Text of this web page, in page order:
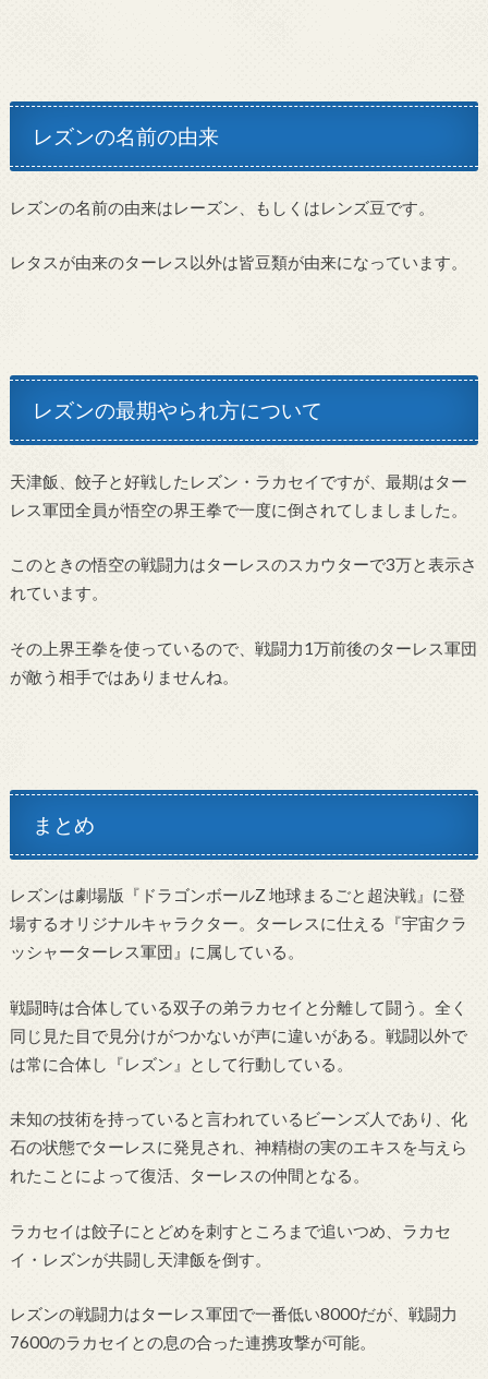
レズンの名前の由来
レズンの名前の由来はレーズン、もしくはレンズ豆です。
レタスが由来のターレス以外は皆豆類が由来になっています。
レズンの最期やられ方について
天津飯、餃子と好戦したレズン・ラカセイですが、最期はター
レス軍団全員が悟空の界王拳で一度に倒されてしましました。
このときの悟空の戦闘力はターレスのスカウターで3万と表示さ
れています。
その上界王拳を使っているので、戦闘力1万前後のターレス軍団
が敵う相手ではありませんね。
まとめ
レズンは劇場版『ドラゴンボールZ 地球まるごと超決戦』に登
場するオリジナルキャラクター。ターレスに仕える『宇宙クラ
ッシャーターレス軍団』に属している。
戦闘時は合体している双子の弟ラカセイと分離して闘う。 全く
同じ見た目で見分けがつかないが声に違いがある。戦闘以外で
は常に合体し『レズン』として行動している。
未知の技術を持っていると言われているビーンズ人であり、化
石の状態でターレスに発見され、神精樹の実のエキスを与えら
れたことによって復活、ターレスの仲間となる。
ラカセイは餃子にとどめを刺すところまで追いつめ、ラカセ
イ・レズンが共闘し天津飯を倒す。
レズンの戦闘力はターレス軍団で一番低い8000だが、戦闘力
7600のラカセイとの息の合った連携攻撃が可能。